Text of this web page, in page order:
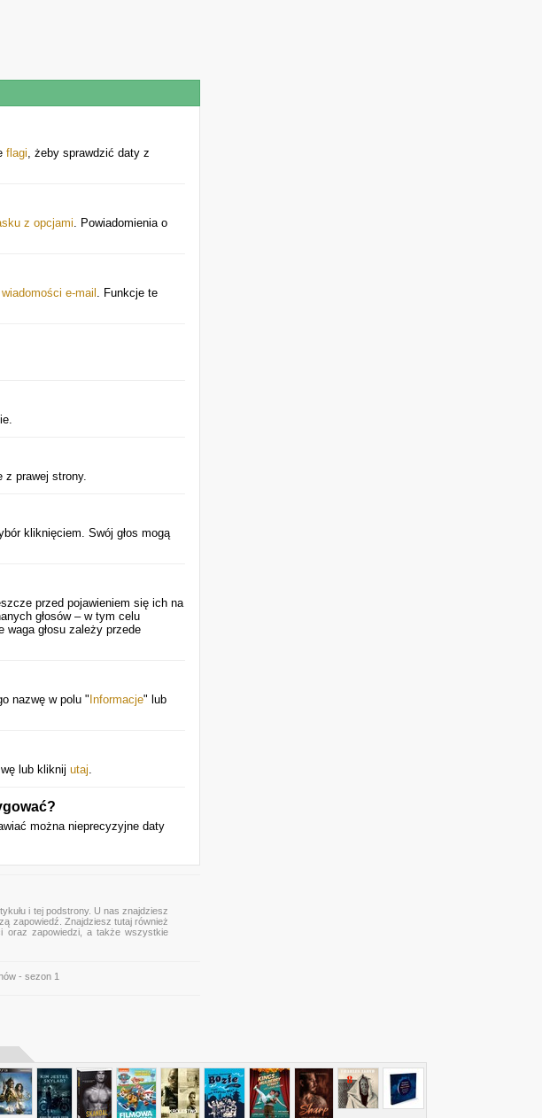
flagi, żeby sprawdzić daty z
z opcjami. Powiadomienia o
e-mail . Funkcje te
z prawej strony.
kliknięciem. Swój głos mogą
przed pojawieniem się ich na
głosów – w tym celu
głosu zależy przede
nazwę w polu " Informacje" lub
lub kliknij utaj.
można nieprecyzyjne daty
i tej podstrony. U nas znajdziesz
zapowiedź. Znajdziesz tutaj również
oraz zapowiedzi, a także wszystkie
- sezon 1